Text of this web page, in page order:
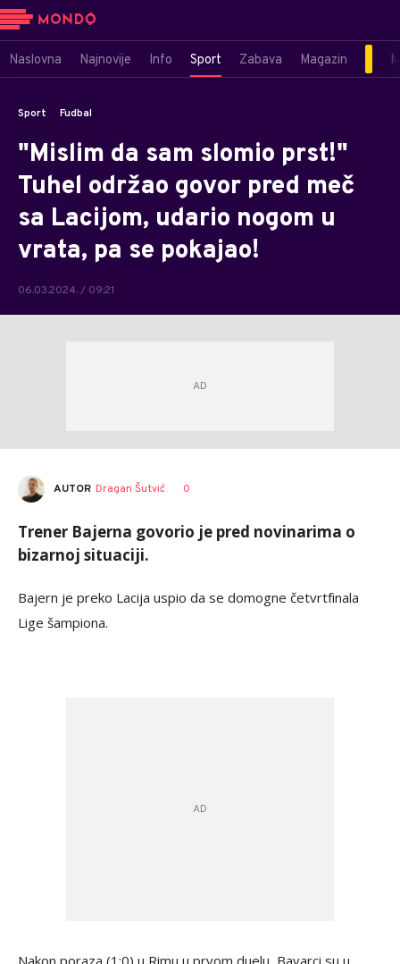
Naslovna Najnovije Info Sport Zabava Magazin
Sport Fudbal
"Mislim da sam slomio prst!"
Tuhel održao govor pred meč
sa Lacijom, udario nogom u
vrata, pa se pokajao!
06.03.2024. / 09:21
AUTOR Dragan Šutvić 0
Trener Bajerna govorio je pred novinarima o
bizarnoj situaciji.
Bajern je preko Lacija uspio da se domogne četvrtfinala
Lige šampiona.
Nakon poraza (1:0) u Rimu u prvom duelu, Bavarci su u